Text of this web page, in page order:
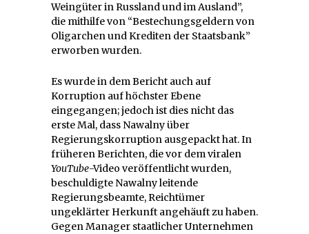
Weingüter in Russland und im Ausland”,
die mithilfe von “Bestechungsgeldern von
Oligarchen und Krediten der Staatsbank”
erworben wurden.
Es wurde in dem Bericht auch auf
Korruption auf höchster Ebene
eingegangen; jedoch ist dies nicht das
erste Mal, dass Nawalny über
Regierungskorruption ausgepackt hat. In
früheren Berichten, die vor dem viralen
YouTube-Video veröffentlicht wurden,
beschuldigte Nawalny leitende
Regierungsbeamte, Reichtümer
ungeklärter Herkunft angehäuft zu haben.
Gegen Manager staatlicher Unternehmen